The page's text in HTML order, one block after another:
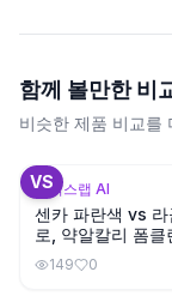
함께 볼만한 비
비슷한 제품 비교를
VS
뷰틱스랩 AI
센카 파란색 vs 라
로, 약알칼리 폼클
가 있을까?
149 0